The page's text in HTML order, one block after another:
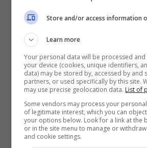
rallentato gli investimenti
ricarica. Lo si percepiva
presenti: ogni volta che si
and-go” e burocrazia, più di
silenzio.
Eppure, i numeri dimostrano
la regia funziona, gli effetti
2024 e 2025 lo Stato ha
Store and/or access information
Learn more
Your personal data will be processed
your device (cookies, unique identifiers,
data) may be stored by, accessed by and
partners, or used specifically by this site.
may use precise geolocation data. List of
Some vendors may process your
of legitimate interest, which you can
your options below. Look for a link at the
or in the site menu to manage or
and cookie settings.